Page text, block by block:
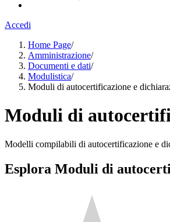
Accedi
Home Page/
Amministrazione/
Documenti e dati/
Modulistica/
Moduli di autocertificazione e
Moduli di
Modelli compilabili di autocertificazione e
Esplora Moduli di